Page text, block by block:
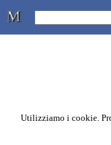
Studio
Contenuto
Utilizziamo i cookie.